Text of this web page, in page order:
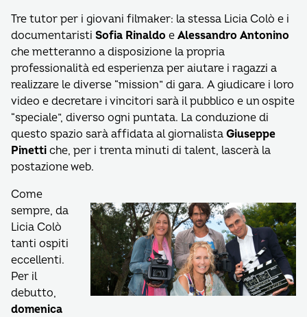
Tre tutor per i giovani filmaker: la stessa Licia Colò e i
documentaristi Sofia Rinaldo e Alessandro Antonino
che metteranno a disposizione la propria
professionalità ed esperienza per aiutare i ragazzi a
realizzare le diverse “mission” di gara. A giudicare i loro
video e decretare i vincitori sarà il pubblico e un ospite
“speciale”, diverso ogni puntata. La conduzione di
questo spazio sarà affidata al giornalista Giuseppe
Pinetti che, per i trenta minuti di talent, lascerà la
postazione web.
Come
sempre, da
Licia Colò
tanti ospiti
eccellenti.
Per il
debutto,
domenica